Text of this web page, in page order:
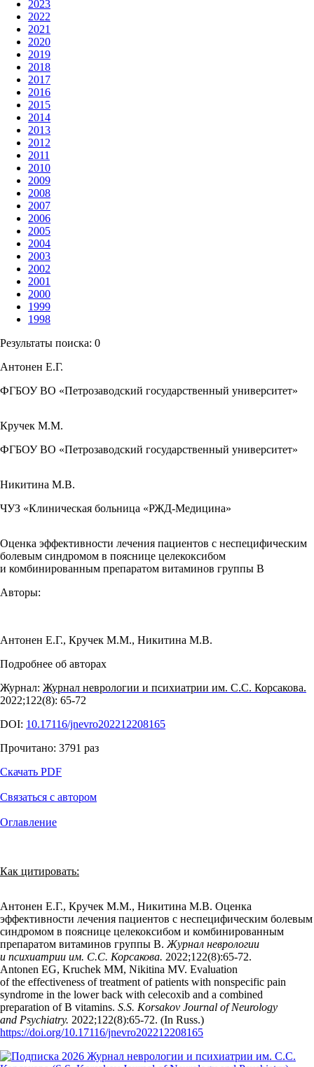
2023
2022
2021
2020
2019
2018
2017
2016
2015
2014
2013
2012
2011
2010
2009
2008
2007
2006
2005
2004
2003
2002
2001
2000
1999
1998
Результаты поиска: 0
Антонен Е.Г.
ФГБОУ ВО «Петрозаводский государственный университет»
Кручек М.М.
ФГБОУ ВО «Петрозаводский государственный университет»
Никитина М.В.
ЧУЗ «Клиническая больница «РЖД-Медицина»
Оценка эффективности лечения пациентов с неспецифическим
болевым синдромом в пояснице целекоксибом
и комбинированным препаратом витаминов группы B
Авторы:
Антонен Е.Г., Кручек М.М., Никитина М.В.
Подробнее об авторах
Журнал: Журнал неврологии и психиатрии им. С.С. Корсакова.
2022;122(8): 65‑72
DOI: 10.17116/jnevro202212208165
Прочитано: 3791 раз
Скачать PDF
Связаться с автором
Оглавление
Как цитировать:
Антонен Е.Г., Кручек М.М., Никитина М.В. Оценка
эффективности лечения пациентов с неспецифическим болевым
синдромом в пояснице целекоксибом и комбинированным
препаратом витаминов группы B. Журнал неврологии
и психиатрии им. С.С. Корсакова. 2022;122(8):65‑72.
Antonen EG, Kruchek MM, Nikitina MV. Evaluation
of the effectiveness of treatment of patients with nonspecific pain
syndrome in the lower back with celecoxib and a combined
preparation of B vitamins. S.S. Korsakov Journal of Neurology
and Psychiatry. 2022;122(8):65‑72. (In Russ.)
https://doi.org/10.17116/jnevro202212208165